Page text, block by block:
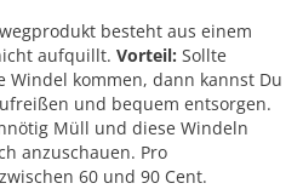
besteht aus einem
aufquillt. Vorteil: Sollte
Windel kommen, dann kannst Du
und bequem entsorgen.
Müll und diese Windeln
anzuschauen. Pro
60 und 90 Cent.